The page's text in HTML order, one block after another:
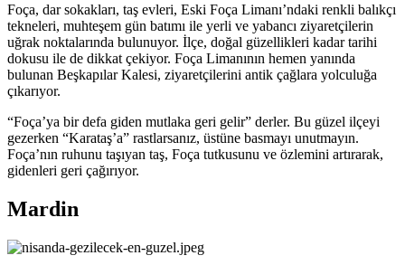
Foça, dar sokakları, taş evleri, Eski Foça Limanı’ndaki renkli balıkçı
tekneleri, muhteşem gün batımı ile yerli ve yabancı ziyaretçilerin
uğrak noktalarında bulunuyor. İlçe, doğal güzellikleri kadar tarihi
dokusu ile de dikkat çekiyor. Foça Limanının hemen yanında
bulunan Beşkapılar Kalesi, ziyaretçilerini antik çağlara yolculuğa
çıkarıyor.
“Foça’ya bir defa giden mutlaka geri gelir” derler. Bu güzel ilçeyi
gezerken “Karataş’a” rastlarsanız, üstüne basmayı unutmayın.
Foça’nın ruhunu taşıyan taş, Foça tutkusunu ve özlemini artırarak,
gidenleri geri çağırıyor.
Mardin